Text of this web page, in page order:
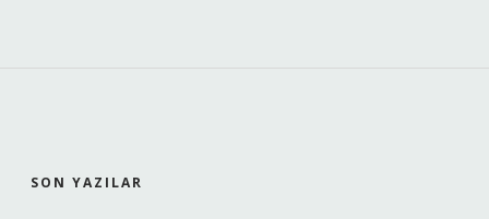
SON YAZILAR